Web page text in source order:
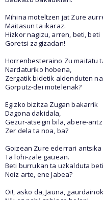
Mihina moteltzen jat Zure
Maitasun ta ikaraz.
Hizkor nagizu, arren, beti, beti
Goretsi zagizadan!
Horrenbesteraino Zu maitatu
Nardaturiko hobena,
Zergatik bidetik aldenduten
Gorputz-dei motelenak?
Egizko bizitza Zugan bakarrik
Dagona dakidala,
Gezur-atsegin bila, abere-
Zer dela ta noa, ba?
Goizean Zure ederrari antsika
Ta lohi-zale gauean.
Beti burrukan ta uzkalduta beti
Noiz arte, ene Jabea?
Oi!, asko da, Jauna,